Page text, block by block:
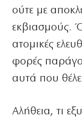
ούτε με
εκβιασμούς.
ατομικές
φορές
αυτά που
Αλήθεια, τι